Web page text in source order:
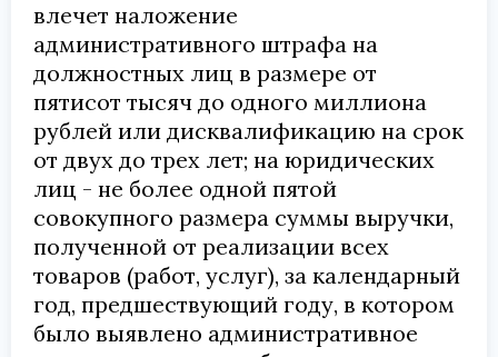
влечет наложение
административного штрафа на
должностных лиц в размере от
пятисот тысяч до одного миллиона
рублей или дисквалификацию на срок
от двух до трех лет; на юридических
лиц - не более одной пятой
совокупного размера суммы выручки,
полученной от реализации всех
товаров (работ, услуг), за календарный
год, предшествующий году, в котором
было выявлено административное